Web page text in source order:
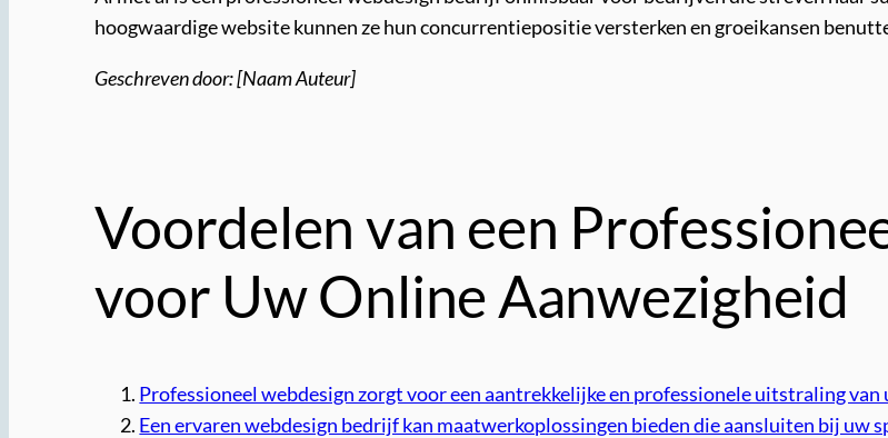
hoogwaardige website kunnen ze hun concurrentiepositie versterken en groeikansen
Geschreven door: [Naam Auteur]
Voordelen van een
voor Uw Online Aanwezigheid
Professioneel webdesign zorgt voor een aantrekkelijke en professionele uitstraling van
Een ervaren webdesign bedrijf kan maatwerkoplossingen bieden die aansluiten bij uw